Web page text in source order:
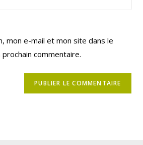
mon e-mail et mon site dans le
commentaire.